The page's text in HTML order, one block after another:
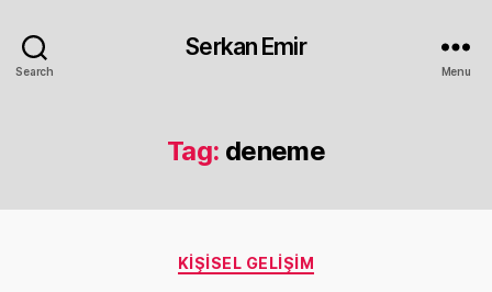
Search
Serkan Emir
Menu
Tag: deneme
Categories
KIŞISEL GELIŞIM